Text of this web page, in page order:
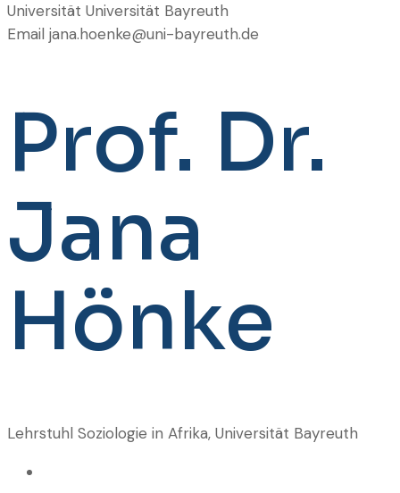
Universität Universität Bayreuth
Email jana.hoenke@uni-bayreuth.de
Prof. Dr.
Jana
Hönke
Lehrstuhl Soziologie in Afrika, Universität Bayreuth